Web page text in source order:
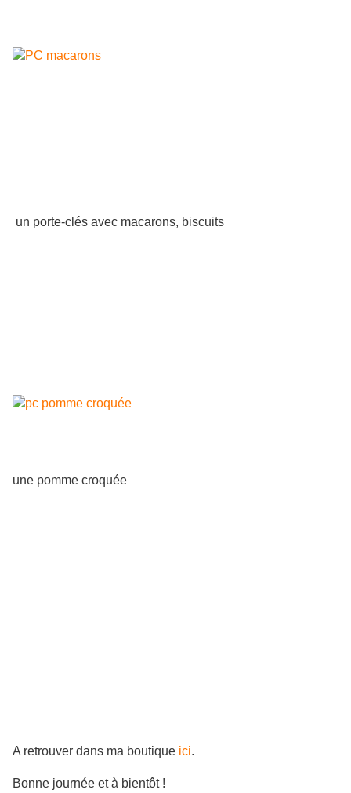
un porte-clés avec macarons, biscuits
une pomme croquée
A retrouver dans ma boutique ici.
Bonne journée et à bientôt !